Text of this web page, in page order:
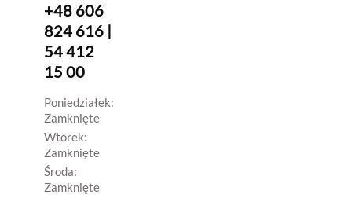
+48 606
824 616 |
54 412
15 00
Poniedziałek:
Zamknięte
Wtorek:
Zamknięte
Środa:
Zamknięte